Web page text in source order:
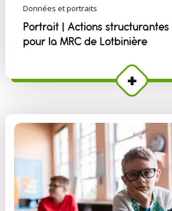
Données et portraits
Portrait | Actions
pour la MRC de Lotbinière